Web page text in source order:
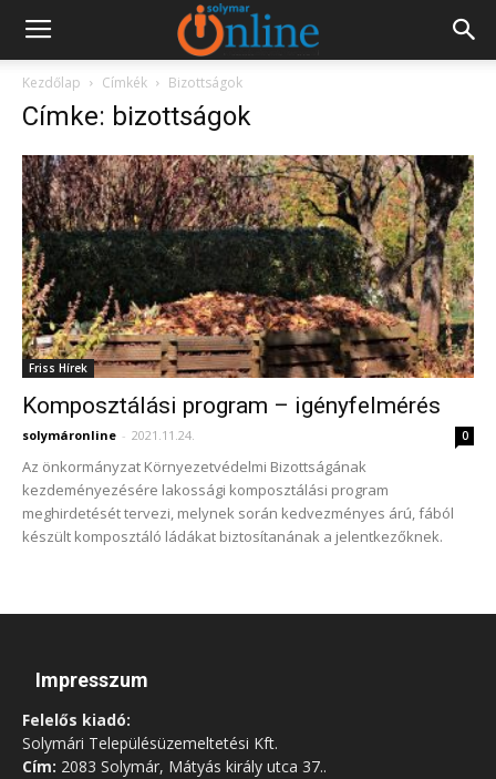
Kezdőlap Címkék Bizottságok
Címke: bizottságok
Friss Hírek
Komposztálási program – igényfelmérés
solymáronline - 2021.11.24. 0
Az önkormányzat Környezetvédelmi Bizottságának
kezdeményezésére lakossági komposztálási program
meghirdetését tervezi, melynek során kedvezményes árú, fából
készült komposztáló ládákat biztosítanának a jelentkezőknek.
Impresszum
Felelős kiadó:
Solymári Településüzemeltetési Kft.
Cím: 2083 Solymár, Mátyás király utca 37..